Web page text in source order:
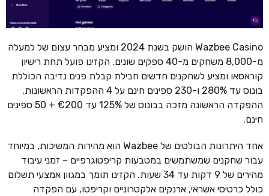
Wazbee Casino הושק בשנת 2024 ומציע מבחר עצום של למעלה
מ-8,000 משחקים מ-40 ספקים שונים. הקזינו פועל תחת רישיון
קוראסאו ומציע לשחקנים חדשים חבילת קבלת פנים נדיבה הכוללת
בונוס עד 280% ו-230 ספינים חינם על 4 ההפקדות הראשונות.
ההפקדה הראשונה מזכה בבונוס של 125% עד €200 + 50 ספינים
חינם.
אחד היתרונות הבולטים של Wazbee הוא מהירות המשיכות, במיוחד
עבור שחקנים שמשתמשים במטבעות קריפטוגרפיים – זמני עיבוד
מהירים של 9 דקות עד 34 שעות. הקזינו תומך במגוון אמצעי תשלום
כולל כרטיסי אשראי, ארנקים אלקטרוניים וקריפטו, עם הפקדה